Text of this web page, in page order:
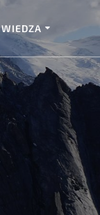
WIEDZA